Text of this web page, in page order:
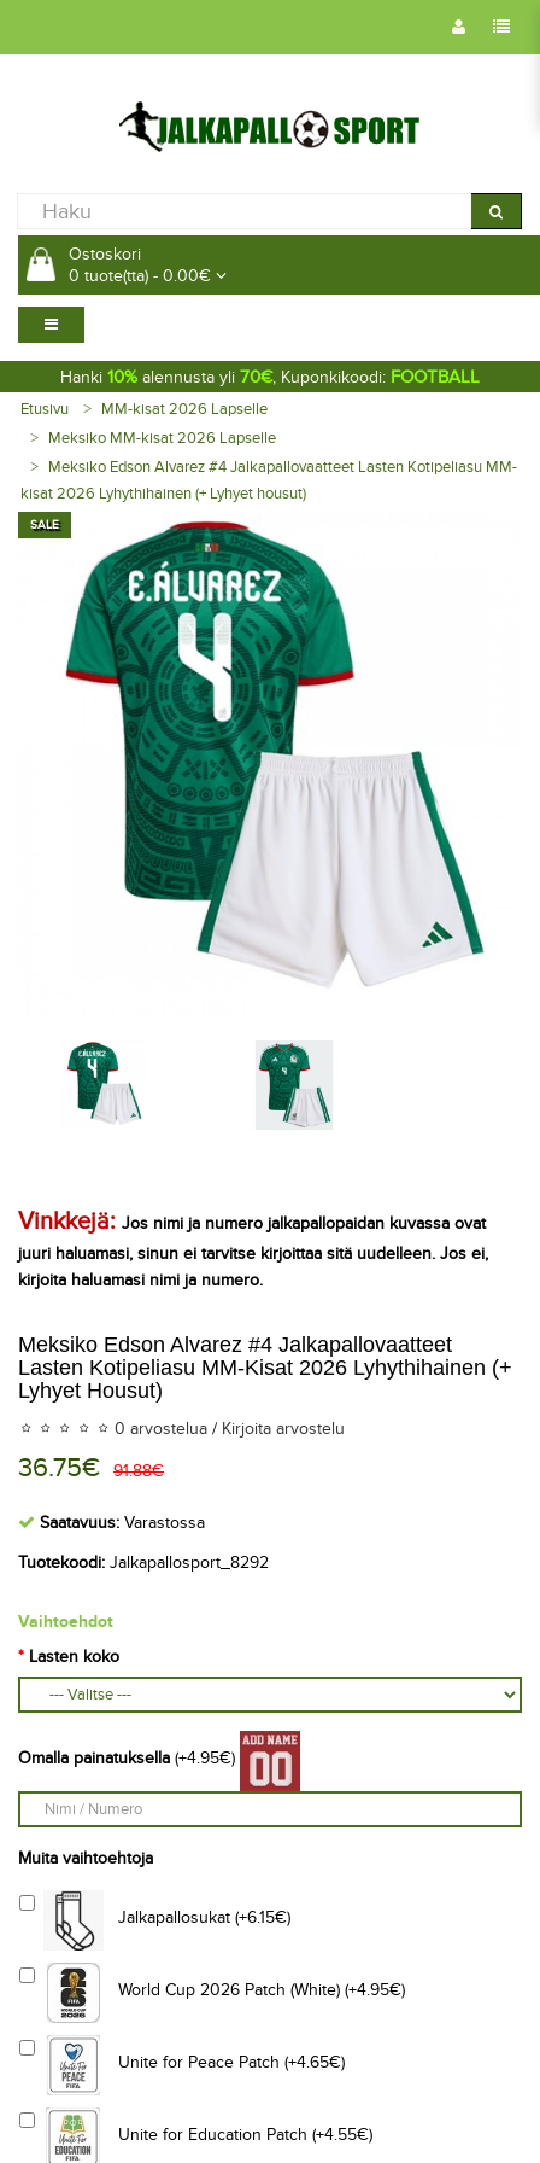
Ostoskori
0 tuote(tta) - 0.00€
Hanki 10% alennusta yli 70€, Kuponkikoodi: FOOTBALL
Etusivu
MM-kisat 2026 Lapselle
Meksiko MM-kisat 2026 Lapselle
Meksiko Edson Alvarez #4 Jalkapallovaatteet Lasten Kotipeliasu MM-
kisat 2026 Lyhythihainen (+ Lyhyet housut)
SALE
Vinkkejä: Jos nimi ja numero jalkapallopaidan kuvassa ovat
juuri haluamasi, sinun ei tarvitse kirjoittaa sitä uudelleen. Jos ei,
kirjoita haluamasi nimi ja numero.
Meksiko Edson Alvarez #4 Jalkapallovaatteet
Lasten Kotipeliasu MM-Kisat 2026 Lyhythihainen (+
Lyhyet Housut)
0 arvostelua / Kirjoita arvostelu
36.75€ 91.88€
Saatavuus: Varastossa
Tuotekoodi: Jalkapallosport_8292
Vaihtoehdot
Lasten koko
Omalla painatuksella (+4.95€)
Muita vaihtoehtoja
Jalkapallosukat (+6.15€)
World Cup 2026 Patch (White) (+4.95€)
Unite for Peace Patch (+4.65€)
Unite for Education Patch (+4.55€)